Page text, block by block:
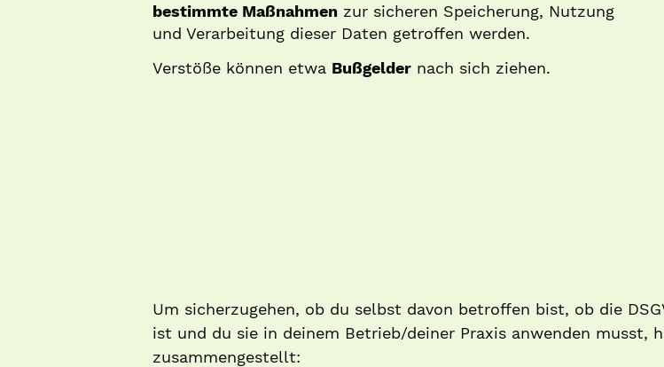
bestimmte Maßnahmen zur sicheren Speicherung, Nutzung
und Verarbeitung dieser Daten getroffen werden.
Verstöße können etwa Bußgelder nach sich ziehen.
Um sicherzugehen, ob du selbst davon betroffen bist, ob die
ist und du sie in deinem Betrieb/deiner Praxis anwenden musst,
zusammengestellt: